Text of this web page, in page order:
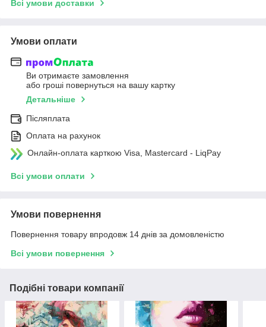
Всі умови доставки
Умови оплати
Ви отримаєте замовлення
або гроші повернуться на вашу картку
Детальніше
Післяплата
Оплата на рахунок
Онлайн-оплата карткою Visa, Mastercard - LiqPay
Всі умови оплати
Умови повернення
Повернення товару впродовж 14 днів за домовленістю
Всі умови повернення
Подібні товари компанії